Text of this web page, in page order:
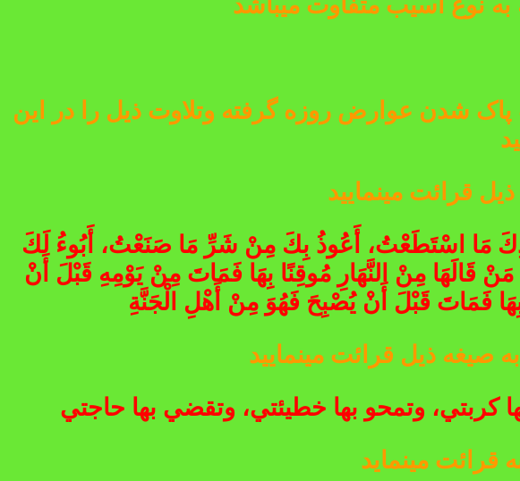
به نوع آسیب متفاوت میباشد
پاک شدن عوارض روزه گرفته وتلاوت ذیل را در این
مَا اسْتَطَعْتُ، أَعُوذُ بِكَ مِنْ شَرِّ مَا صَنَعْتُ، أَبُوءُ لَكَ
قَالَهَا مِنْ النَّهَارِ مُوقِنًا بِهَا فَمَاتَ مِنْ يَوْمِهِ قَبْلَ أَنْ
فَمَاتَ قَبْلَ أَنْ يُصْبِحَ فَهُوَ مِنْ أَهْلِ الْجَنَّةِ
كربتي، وتمحو بها خطيئتي، وتقضي بها حاجتي